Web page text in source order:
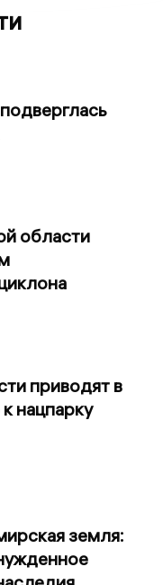
области
приводят в
нацпарку
земля: